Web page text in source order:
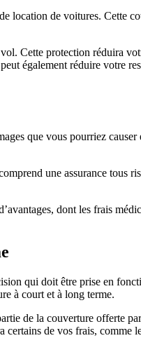
de voitures. Cette
Cette protection réduira
également réduire votre
que vous pourriez
une assurance tous
dont les frais
qui doit être prise en
à court et à long terme.
de la couverture offerte
de vos frais, comme